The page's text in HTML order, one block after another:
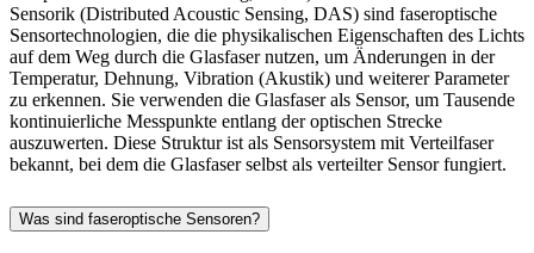
Sensorik (Distributed Acoustic Sensing, DAS) sind faseroptische
Sensortechnologien, die die physikalischen Eigenschaften des Lichts
auf dem Weg durch die Glasfaser nutzen, um Änderungen in der
Temperatur, Dehnung, Vibration (Akustik) und weiterer Parameter
zu erkennen. Sie verwenden die Glasfaser als Sensor, um Tausende
kontinuierliche Messpunkte entlang der optischen Strecke
auszuwerten. Diese Struktur ist als Sensorsystem mit Verteilfaser
bekannt, bei dem die Glasfaser selbst als verteilter Sensor fungiert.
Was sind faseroptische Sensoren?